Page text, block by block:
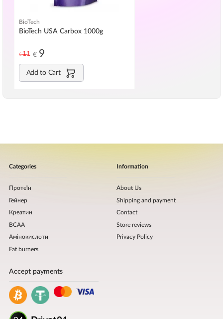
BioTech
BioTech USA Carbox 1000g
€11 € 9
Add to Cart
Categories
Протеїн
Гейнер
Креатин
BCAA
Амінокислоти
Fat burners
Information
About Us
Shipping and payment
Contact
Store reviews
Privacy Policy
Accept payments